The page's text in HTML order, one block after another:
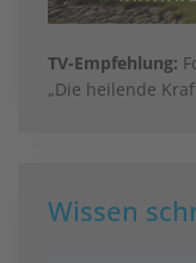
TV-Empfehlung:
„Die heilende
Wissen